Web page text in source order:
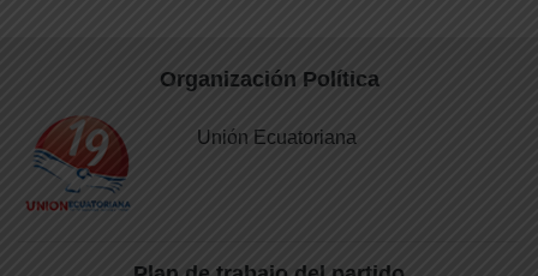
Organización Política
Unión Ecuatoriana